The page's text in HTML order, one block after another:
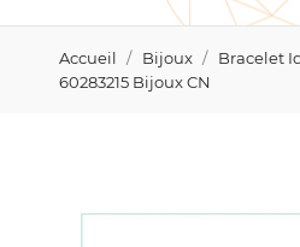
Accueil Bijoux
Bracelet
60283215 Bijoux CN